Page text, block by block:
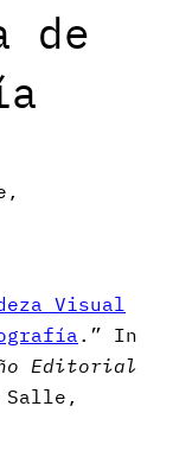
de
Visual
.” In
Editorial
Salle,